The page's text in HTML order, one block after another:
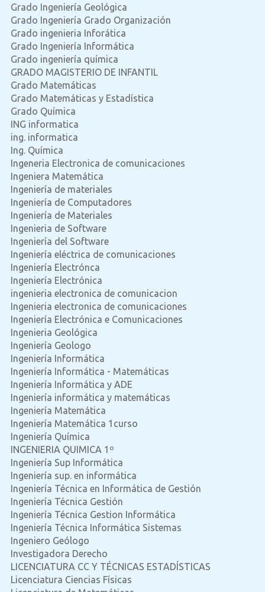
Grado Ingeniería Geológica
Grado Ingeniería Grado Organización
Grado ingenieria Inforática
Grado Ingeniería Informática
Grado ingeniería química
GRADO MAGISTERIO DE INFANTIL
Grado Matemáticas
Grado Matemáticas y Estadística
Grado Química
ING informatica
ing. informatica
Ing. Química
Ingeneria Electronica de comunicaciones
Ingeniera Matemática
Ingenierí­a de materiales
Ingeniería de Computadores
Ingeniería de Materiales
Ingenieria de Software
Ingeniería del Software
Ingeniería eléctrica de comunicaciones
Ingeniería Electrónca
Ingeniería Electrónica
ingenieria electronica de comunicacion
Ingenieria electronica de comunicaciones
Ingeniería Electrónica e Comunicaciones
Ingenieria Geológica
Ingeniería Geologo
Ingeniería Informática
Ingeniería Informática - Matemáticas
Ingeniería Informática y ADE
Ingeniería informática y matemáticas
Ingeniería Matemática
Ingeniería Matemática 1curso
Ingeniería Química
INGENIERIA QUIMICA 1º
Ingeniería Sup Informática
Ingeniería sup. en informática
Ingeniería Técnica en Informática de Gestión
Ingeniería Técnica Gestión
Ingeniería Técnica Gestion Informática
Ingeniería Técnica Informática Sistemas
Ingeniero Geólogo
Investigadora Derecho
LICENCIATURA CC Y TÉCNICAS ESTADÍSTICAS
Licenciatura Ciencias Físicas